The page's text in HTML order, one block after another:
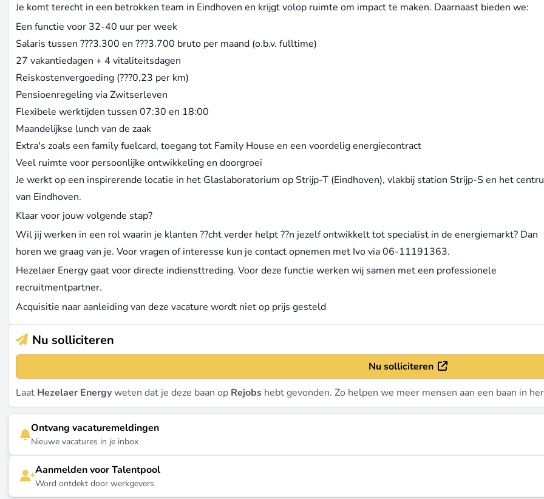
Je komt terecht in een betrokken team in Eindhoven en krijgt volop ruimte om impact te maken. Daarnaast bieden we:
Een functie voor 32-40 uur per week
Salaris tussen ???3.300 en ???3.700 bruto per maand (o.b.v. fulltime)
27 vakantiedagen + 4 vitaliteitsdagen
Reiskostenvergoeding (???0,23 per km)
Pensioenregeling via Zwitserleven
Flexibele werktijden tussen 07:30 en 18:00
Maandelijkse lunch van de zaak
Extra's zoals een family fuelcard, toegang tot Family House en een voordelig energiecontract
Veel ruimte voor persoonlijke ontwikkeling en doorgroei
Je werkt op een inspirerende locatie in het Glaslaboratorium op Strijp-T (Eindhoven), vlakbij station Strijp-S en het
van Eindhoven.
Klaar voor jouw volgende stap?
Wil jij werken in een rol waarin je klanten ??cht verder helpt ??n jezelf ontwikkelt tot specialist in de energiemarkt? Dan
horen we graag van je. Voor vragen of interesse kun je contact opnemen met Ivo via 06-11191363.
Hezelaer Energy gaat voor directe indiensttreding. Voor deze functie werken wij samen met een professionele
recruitmentpartner.
Acquisitie naar aanleiding van deze vacature wordt niet op prijs gesteld
Nu solliciteren
Nu solliciteren
Laat Hezelaer Energyweten dat je deze baan op Rejobs hebt gevonden. Zo helpen we meer mensen aan een baan in
Ontvang vacaturemeldingen
Nieuwe vacatures in je inbox
Aanmelden voor Talentpool
Word ontdekt door werkgevers